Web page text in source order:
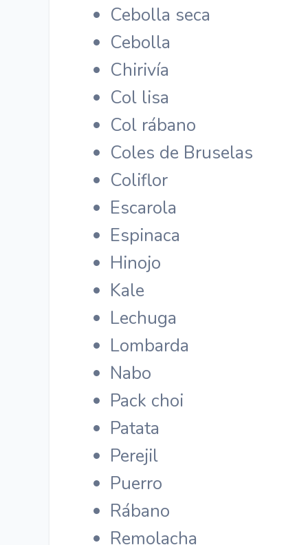
Cebolla seca
Cebolla
Chirivía
Col lisa
Col rábano
Coles de Bruselas
Coliflor
Escarola
Espinaca
Hinojo
Kale
Lechuga
Lombarda
Nabo
Pack choi
Patata
Perejil
Puerro
Rábano
Remolacha